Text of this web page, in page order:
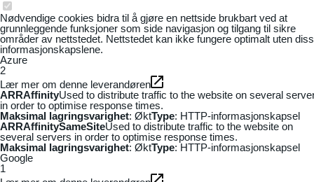
Nødvendige cookies bidra til å gjøre en nettside brukbart ved at
grunnleggende funksjoner som side navigasjon og tilgang til sikre
områder av nettstedet. Nettstedet kan ikke fungere optimalt uten
informasjonskapslene.
Azure
2
Lær mer om denne leverandøren
ARRAffinityUsed to distribute traffic to the website on several
in order to optimise response times.
Maksimal lagringsvarighet: ØktType: HTTP-informasjonskapsel
ARRAffinitySameSiteUsed to distribute traffic to the website on
several servers in order to optimise response times.
Maksimal lagringsvarighet: ØktType: HTTP-informasjonskapsel
Google
1